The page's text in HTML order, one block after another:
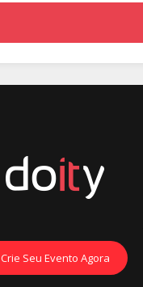
Crie Seu Evento Agora